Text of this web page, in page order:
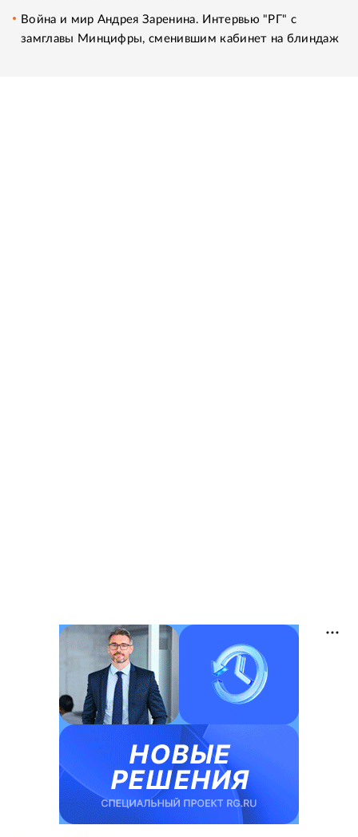
Война и мир Андрея Заренина. Интервью "РГ" с
замглавы Минцифры, сменившим кабинет на блиндаж